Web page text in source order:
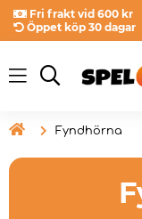
Fri frakt vid 600 kr
Öppet köp 30 dagar
 Fyndhörna